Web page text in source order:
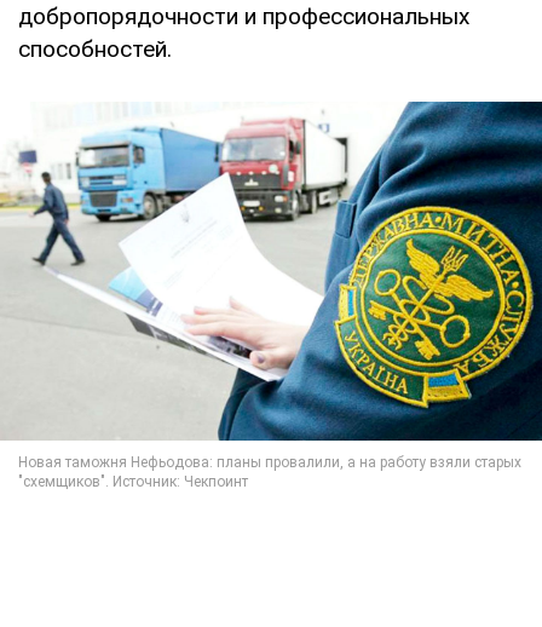
добропорядочности и профессиональных
способностей.